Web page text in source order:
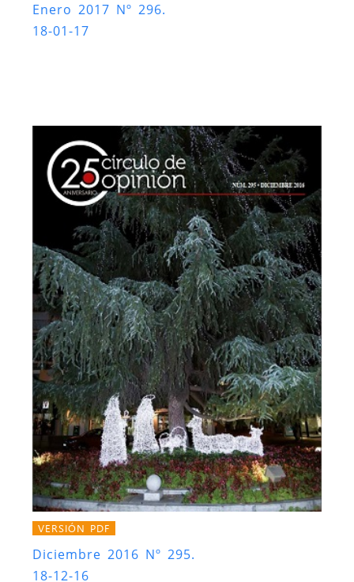
Enero 2017 Nº 296.
18-01-17
VERSIÓN PDF
Diciembre 2016 Nº 295.
18-12-16